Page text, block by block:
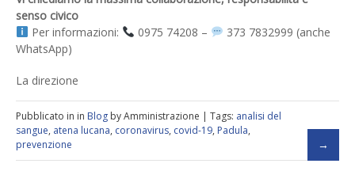
senso civico
Per informazioni:
0975 74208 –
373 7832999 (anche
WhatsApp)
La direzione
Pubblicato in in Blog by Amministrazione | Tags: analisi del
sangue, atena lucana, coronavirus, covid-19, Padula,
prevenzione